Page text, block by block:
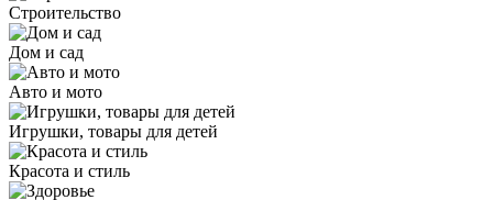
Строительство
Дом и сад
Авто и мото
Игрушки, товары для детей
Красота и стиль